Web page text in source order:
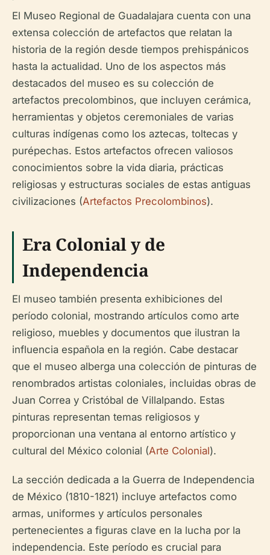
El Museo Regional de Guadalajara cuenta con una
extensa colección de artefactos que relatan la
historia de la región desde tiempos prehispánicos
hasta la actualidad. Uno de los aspectos más
destacados del museo es su colección de
artefactos precolombinos, que incluyen cerámica,
herramientas y objetos ceremoniales de varias
culturas indígenas como los aztecas, toltecas y
purépechas. Estos artefactos ofrecen valiosos
conocimientos sobre la vida diaria, prácticas
religiosas y estructuras sociales de estas antiguas
civilizaciones (Artefactos Precolombinos).
Era Colonial y de
Independencia
El museo también presenta exhibiciones del
período colonial, mostrando artículos como arte
religioso, muebles y documentos que ilustran la
influencia española en la región. Cabe destacar
que el museo alberga una colección de pinturas de
renombrados artistas coloniales, incluidas obras de
Juan Correa y Cristóbal de Villalpando. Estas
pinturas representan temas religiosos y
proporcionan una ventana al entorno artístico y
cultural del México colonial (Arte Colonial).
La sección dedicada a la Guerra de Independencia
de México (1810-1821) incluye artefactos como
armas, uniformes y artículos personales
pertenecientes a figuras clave en la lucha por la
independencia. Este período es crucial para